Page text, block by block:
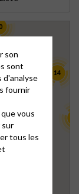
14
son
sont
d'analyse
fournir
vous
sur
tous les